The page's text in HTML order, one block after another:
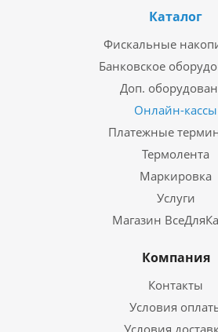
Каталог
Фискальные
Банковское
Доп.
Онлайн-кассы
Платежные
Термолента
Маркировка
Услуги
Магазин
Компания
Контакты
Условия
Условия